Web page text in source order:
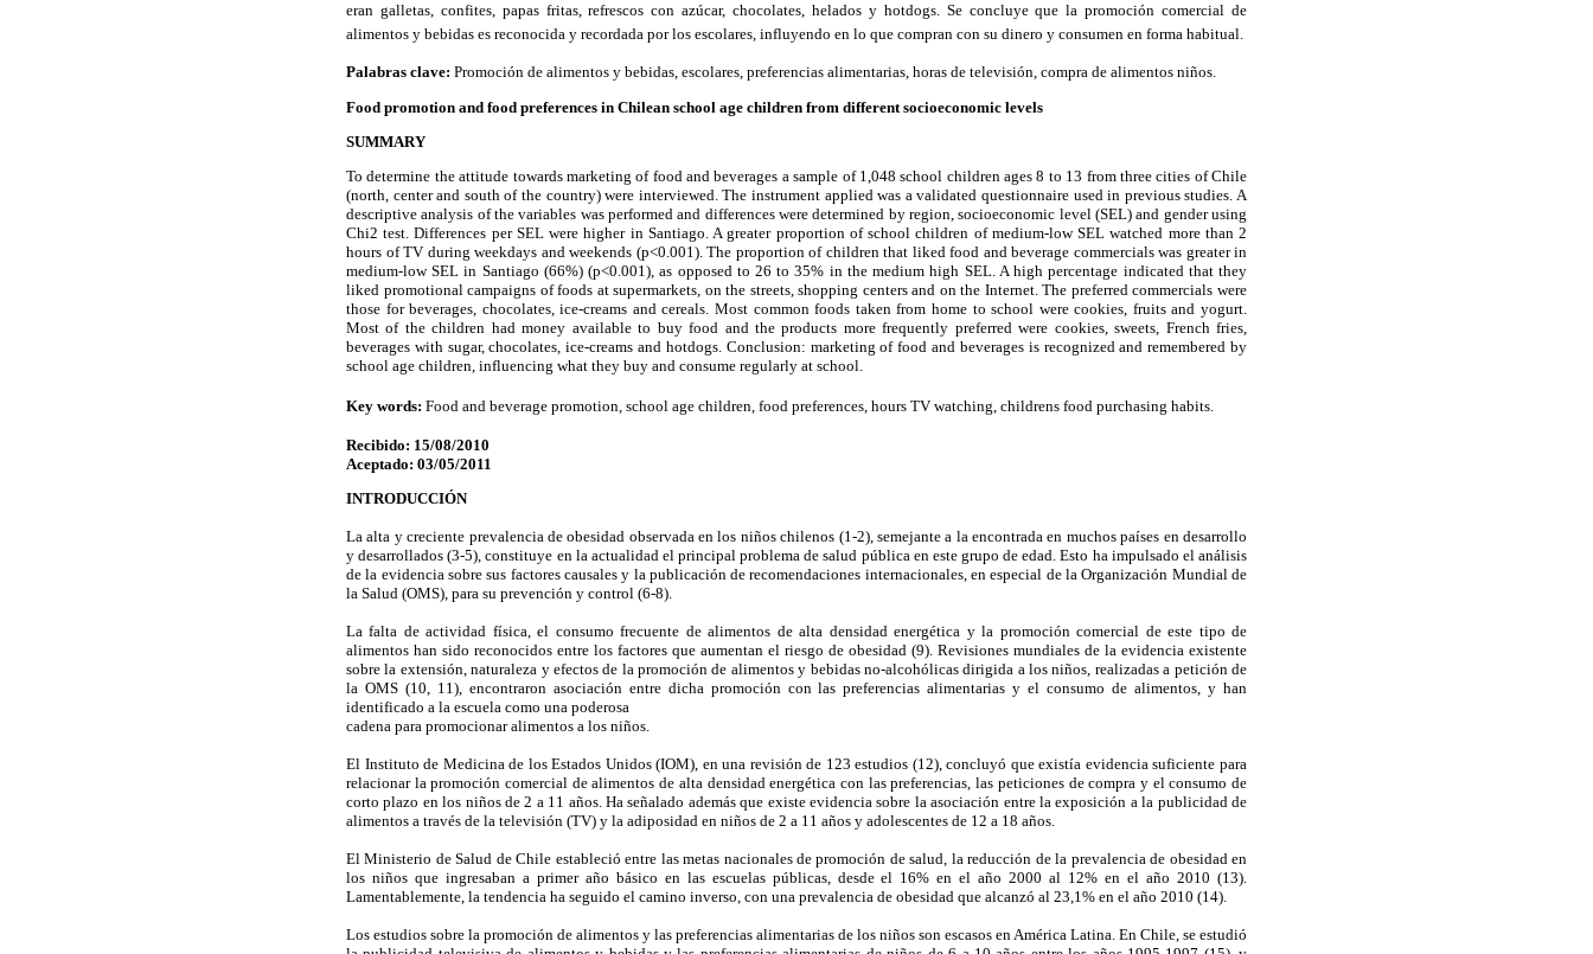
eran galletas, confites, papas fritas, refrescos con azúcar, chocolates, helados y hotdogs. Se concluye que la promoción comercial de
alimentos y bebidas es reconocida y recordada por los escolares, influyendo en lo que compran con su dinero y consumen en forma habitual.
Palabras clave: Promoción de alimentos y bebidas, escolares, preferencias alimentarias, horas de televisión, compra de alimentos niños.
Food promotion and food preferences in Chilean school age children from different socioeconomic levels
SUMMARY
To determine the attitude towards marketing of food and beverages a sample of 1,048 school children ages 8 to 13 from three cities of Chile
(north, center and south of the country) were interviewed. The instrument applied was a validated questionnaire used in previous studies. A
descriptive analysis of the variables was performed and differences were determined by region, socioeconomic level (SEL) and gender using
Chi2 test. Differences per SEL were higher in Santiago. A greater proportion of school children of medium-low SEL watched more than 2
hours of TV during weekdays and weekends (p<0.001). The proportion of children that liked food and beverage commercials was greater in
medium-low SEL in Santiago (66%) (p<0.001), as opposed to 26 to 35% in the medium high SEL. A high percentage indicated that they
liked promotional campaigns of foods at supermarkets, on the streets, shopping centers and on the Internet. The preferred commercials were
those for beverages, chocolates, ice-creams and cereals. Most common foods taken from home to school were cookies, fruits and yogurt.
Most of the children had money available to buy food and the products more frequently preferred were cookies, sweets, French fries,
beverages with sugar, chocolates, ice-creams and hotdogs. Conclusion: marketing of food and beverages is recognized and remembered by
school age children, influencing what they buy and consume regularly at school.
Key words: Food and beverage promotion, school age children, food preferences, hours TV watching, childrens food purchasing habits.
Recibido: 15/08/2010
Aceptado: 03/05/2011
INTRODUCCIÓN
La alta y creciente prevalencia de obesidad observada en los niños chilenos (1-2), semejante a la encontrada en muchos países en desarrollo
y desarrollados (3-5), constituye en la actualidad el principal problema de salud pública en este grupo de edad. Esto ha impulsado el análisis
de la evidencia sobre sus factores causales y la publicación de recomendaciones internacionales, en especial de la Organización Mundial de
la Salud (OMS), para su prevención y control (6-8).
La falta de actividad física, el consumo frecuente de alimentos de alta densidad energética y la promoción comercial de este tipo de
alimentos han sido reconocidos entre los factores que aumentan el riesgo de obesidad (9). Revisiones mundiales de la evidencia existente
sobre la extensión, naturaleza y efectos de la promoción de alimentos y bebidas no-alcohólicas dirigida a los niños, realizadas a petición de
la OMS (10, 11), encontraron asociación entre dicha promoción con las preferencias alimentarias y el consumo de alimentos, y han
identificado a la escuela como una poderosa
cadena para promocionar alimentos a los niños.
El Instituto de Medicina de los Estados Unidos (IOM), en una revisión de 123 estudios (12), concluyó que existía evidencia suficiente para
relacionar la promoción comercial de alimentos de alta densidad energética con las preferencias, las peticiones de compra y el consumo de
corto plazo en los niños de 2 a 11 años. Ha señalado además que existe evidencia sobre la asociación entre la exposición a la publicidad de
alimentos a través de la televisión (TV) y la adiposidad en niños de 2 a 11 años y adolescentes de 12 a 18 años.
El Ministerio de Salud de Chile estableció entre las metas nacionales de promoción de salud, la reducción de la prevalencia de obesidad en
los niños que ingresaban a primer año básico en las escuelas públicas, desde el 16% en el año 2000 al 12% en el año 2010 (13).
Lamentablemente, la tendencia ha seguido el camino inverso, con una prevalencia de obesidad que alcanzó al 23,1% en el año 2010 (14).
Los estudios sobre la promoción de alimentos y las preferencias alimentarias de los niños son escasos en América Latina. En Chile, se estudió